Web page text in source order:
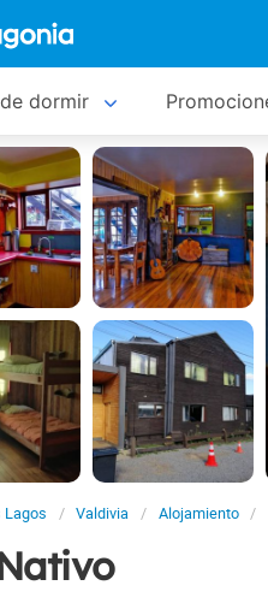
dormir
Lagos Valdivia Alojamiento